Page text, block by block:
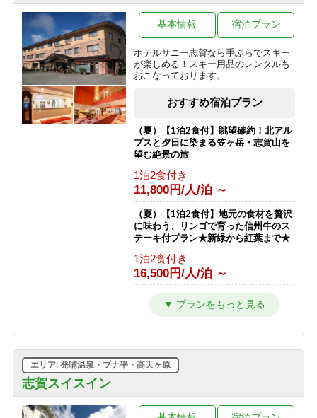
券無料♪
素泊まり
10,011円/人/泊 ～
【東館】【朝食付】連泊プラン / 焼額
山スキー場が目の前！小学生までリフ
13,811円/人/泊 ～
【東館】【夕朝食付】連泊プラン / 焼
フト券無料♪
1泊2食付き
23,511円/人/泊 ～
【南館】【室料】バリューレート / 焼
フト券無料♪
素泊まり
7,763円/人/泊 ～
焼額山スキー場が目の前！小学生まで
朝食のみ
【南館】【夕朝食付】バリューレート/
ホテルサニー志賀なら手ぶらでスキー
が楽しめる！スキー用品のレンタルも
おこなっております。
基本情報 宿泊プラン
おすすめ宿泊プラン
（夏）【1泊2食付】眺望確約！北アル
プスと夕日に染まる笠ヶ岳・志賀山を
望む絶景の旅
1泊2食付き
11,800円/人/泊 ～
（夏）【1泊2食付】地元の食材を贅沢
に味わう、リンゴで育った信州牛のス
テーキ付プラン★新緑から紅葉まで★
1泊2食付き
16,500円/人/泊 ～
（夏）【1泊2食付】スタンダードプラ
ン 満点の星空とトレッキングと温泉
10,800円/人/泊 ～
由気ままプラン
志賀スイスイン
エリア: 発哺温泉・ブナ平・高天ヶ原